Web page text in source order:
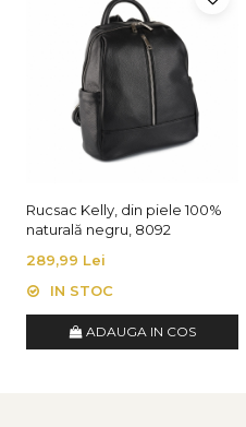
Rucsac Kelly, din piele 100%
naturală negru, 8092
289,99 Lei
IN STOC
ADAUGA IN COS